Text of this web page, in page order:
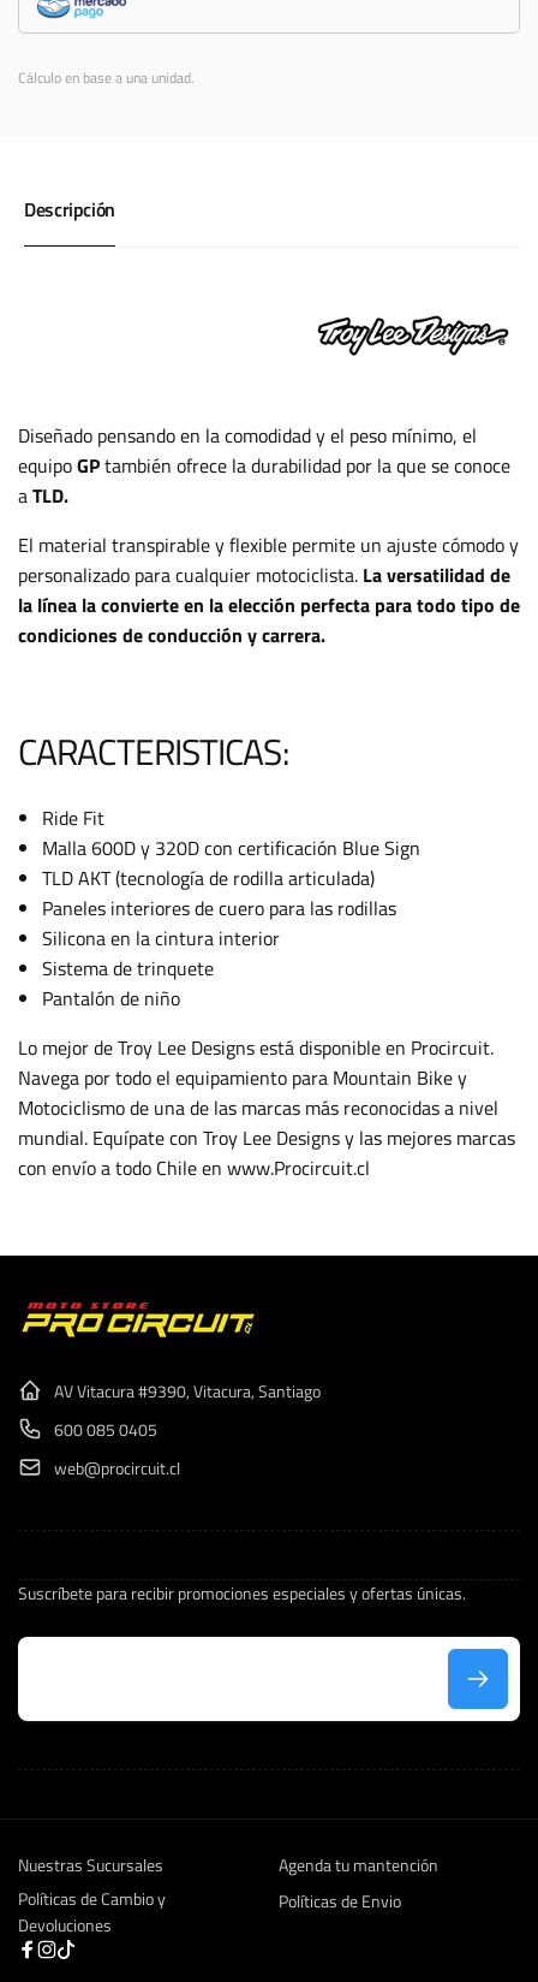
Cálculo en base a una unidad.
Descripción
Diseñado pensando en la comodidad y el peso mínimo, el
equipoGPtambién ofrece la durabilidad por la que se conoce
aTLD.
El material transpirable y flexible permite un ajuste cómodo y
personalizado para cualquier motociclista. La versatilidad de
la línea la convierte en la elección perfecta para todo tipo de
condiciones de conducción y carrera.
CARACTERISTICAS:
Ride Fit
Malla 600D y 320D con certificación Blue Sign
TLD AKT (tecnología de rodilla articulada)
Paneles interiores de cuero para las rodillas
Silicona en la cintura interior
Sistema de trinquete
Pantalón de niño
Lo mejor de Troy Lee Designs está disponible en Procircuit.
Navega por todo el equipamiento para Mountain Bike y
Motociclismo de una de las marcas más reconocidas a nivel
mundial. Equípate con Troy Lee Designs y las mejores marcas
con envío a todo Chile en www.Procircuit.cl
AV Vitacura #9390, Vitacura, Santiago
600 085 0405
web@procircuit.cl
Suscríbete para recibir promociones especiales y ofertas únicas.
C
o
e
l
e
Nuestras Sucursales
Agenda tu mantención
Políticas de Cambio y
Devoluciones
Políticas de Envio
Facebook
Instagram
TikTok